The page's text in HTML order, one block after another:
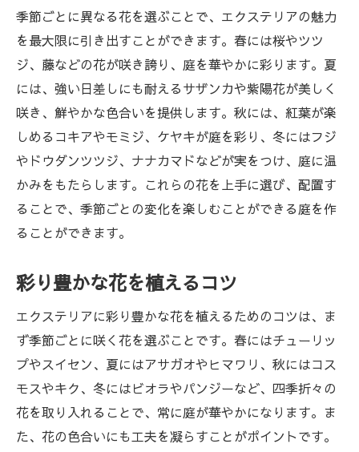
季節ごとに異なる花を選ぶことで、エクステリアの魅力
を最大限に引き出すことができます。春には桜やツツ
ジ、藤などの花が咲き誇り、庭を華やかに彩ります。夏
には、強い日差しにも耐えるサザンカや紫陽花が美しく
咲き、鮮やかな色合いを提供します。秋には、紅葉が楽
しめるコキアやモミジ、ケヤキが庭を彩り、冬にはフジ
やドウダンツツジ、ナナカマドなどが実をつけ、庭に温
かみをもたらします。これらの花を上手に選び、配置す
ることで、季節ごとの変化を楽しむことができる庭を作
ることができます。
彩り豊かな花を植えるコツ
エクステリアに彩り豊かな花を植えるためのコツは、ま
ず季節ごとに咲く花を選ぶことです。春にはチューリッ
プやスイセン、夏にはアサガオやヒマワリ、秋にはコス
モスやキク、冬にはビオラやパンジーなど、四季折々の
花を取り入れることで、常に庭が華やかになります。ま
た、花の色合いにも工夫を凝らすことがポイントです。